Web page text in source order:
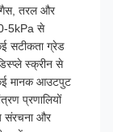
गैस, तरल और
0-5kPa से
सटीकता ग्रेड
स्क्रीन से
मानक आउटपुट
प्रणालियों
संरचना और